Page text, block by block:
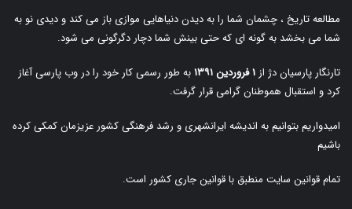
مطالعه تاریخ ، چشمان شما را به دیدن دنیاهایی موازی باز می کند و دیدی نو به
شما می بخشد به گونه ای که حتی بینش شما دچار دگرگونی می شود.
تارنگار پارسیان دژ از ۱ فروردین ۱۳۹۱
به طور رسمی کار خود را در وب پارسی آغاز
کرد و استقبال هموطنان گرامی قرار گرفت.
امیدواریم بتوانیم به اندیشه ایرانشهری و رشد فرهنگی کشور عزیزمان کمکی کرده
باشیم
تمام قوانین سایت منطبق با قوانین جاری کشور است.